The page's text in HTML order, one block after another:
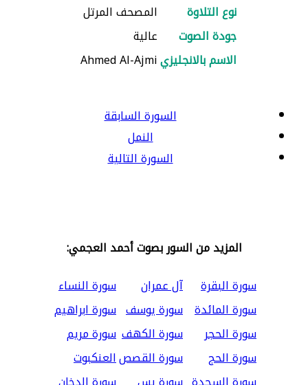
نوع التلاوة
المصحف المرتل
جودة الصوت
عالية
الاسم بالانجليزيAhmed Al-Ajmi
السورة السابقة
النمل
السورة التالية
المزيد من السور بصوت أحمد العجمي:
سورة البقرة
آل عمران
سورة النساء
سورة المائدة سورة يوسف سورة ابراهيم
سورة الحجر
سورة الكهف سورة مريم
سورة الحج
سورة القصصالعنكبوت